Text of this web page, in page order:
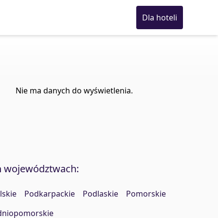
Dla hoteli
Nie ma danych do wyświetlenia.
województwach:
Podkarpackie Podlaskie
Pomorskie